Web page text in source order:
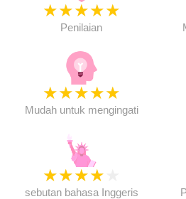
★★★★★
Penilaian
★★★★★
Mudah untuk mengingati
★★★★
sebutan bahasa Inggeris